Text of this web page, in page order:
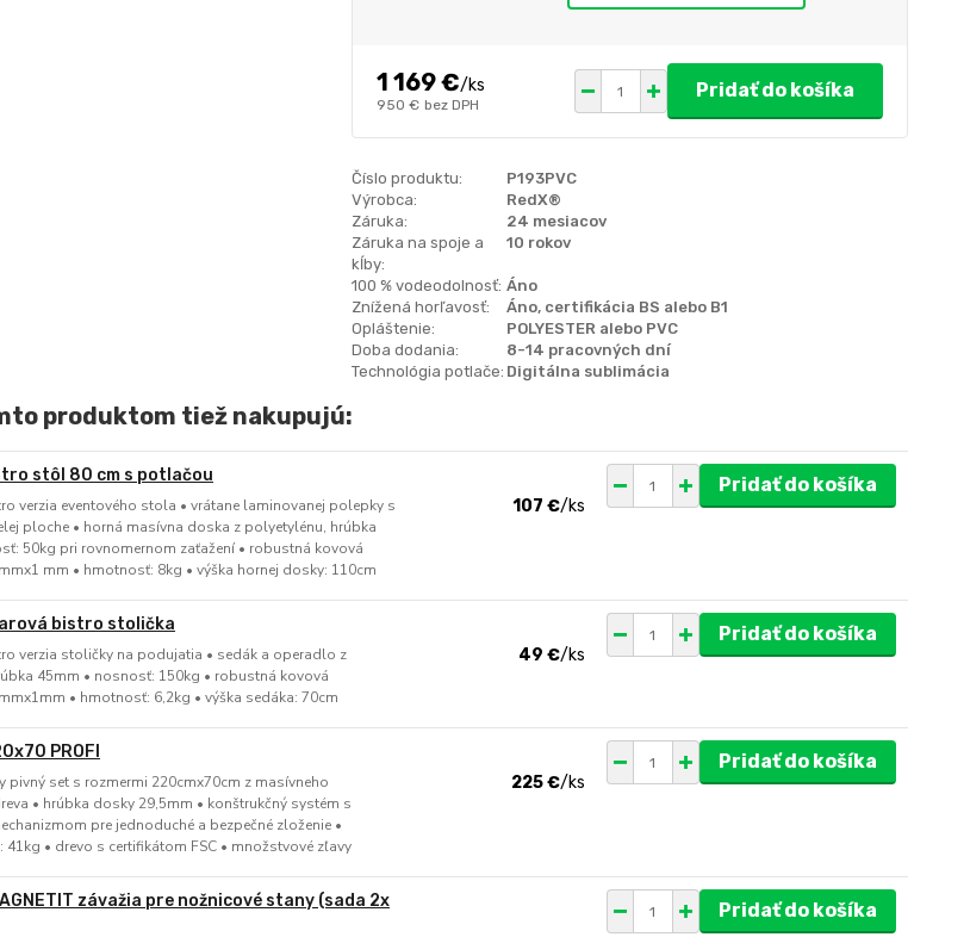
1 169 €/ks
950 € bez DPH
Pridať do košíka
Číslo produktu:
P193PVC
Výrobca:
RedX®
Záruka:
24 mesiacov
Záruka na spoje a
kĺby:
10 rokov
100 % vodeodolnosť: Áno
Znížená horľavosť:
Áno, certifikácia BS alebo B1
Opláštenie:
POLYESTER alebo PVC
Doba dodania:
8-14 pracovných dní
Technológia potlače: Digitálna sublimácia
produktom tiež nakupujú:
stôl 80 cm s potlačou
verzia eventového stola • vrátane laminovanej polepky s
ploche • horná masívna doska z polyetylénu, hrúbka
50kg pri rovnomernom zaťažení • robustná kovová
mm • hmotnosť: 8kg • výška hornej dosky: 110cm
107 €/ks
Pridať do košíka
bistro stolička
verzia stoličky na podujatia • sedák a operadlo z
45mm • nosnosť: 150kg • robustná kovová
• hmotnosť: 6,2kg • výška sedáka: 70cm
49 €/ks
Pridať do košíka
PROFI
pivný set s rozmermi 220cmx70cm z masívneho
• hrúbka dosky 29,5mm • konštrukčný systém s
pre jednoduché a bezpečné zloženie •
• drevo s certifikátom FSC • množstvové zľavy
225 €/ks
Pridať do košíka
závažia pre nožnicové stany (sada 2x
Pridať do košíka